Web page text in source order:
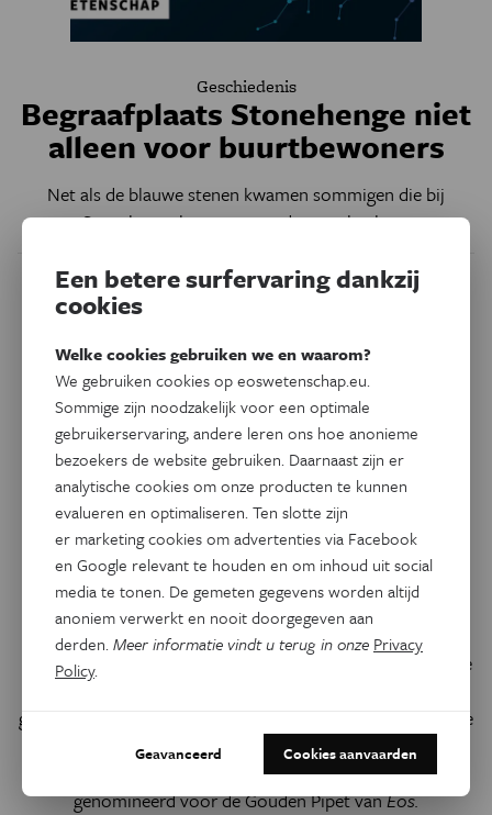
Geschiedenis
Begraafplaats Stonehenge niet
alleen voor buurtbewoners
Net als de blauwe stenen kwamen sommigen die bij
Stonehenge begraven werden van heel ver.
Geschiedenis
Van Klein-Sinaai naar
Stonehenge
Media uit binnen- en buitenland wilden weten hoe Philippe
De Smedt de contouren van een middeleeuws
gebouwencomplex had gedetecteerd … zónder de volledige
site bloot te leggen. Een prestatie die de Gentse bio-
ingenieur bij Stonehenge mag overdoen. De Smedt is
genomineerd voor de Gouden Pipet vanEos.
Een betere surfervaring dankzij
cookies
Welke cookies gebruiken we en waarom?
We gebruiken cookies op eoswetenschap.eu.
Sommige zijn noodzakelijk voor een optimale
gebruikerservaring, andere leren ons hoe anonieme
bezoekers de website gebruiken. Daarnaast zijn er
analytische cookies om onze producten te kunnen
evalueren en optimaliseren. Ten slotte zijn
er marketing cookies om advertenties via Facebook
en Google relevant te houden en om inhoud uit social
media te tonen. De gemeten gegevens worden altijd
anoniem verwerkt en nooit doorgegeven aan
derden.Meer informatie vindt u terug in onze Privacy
Policy.
Geavanceerd Cookies aanvaarden